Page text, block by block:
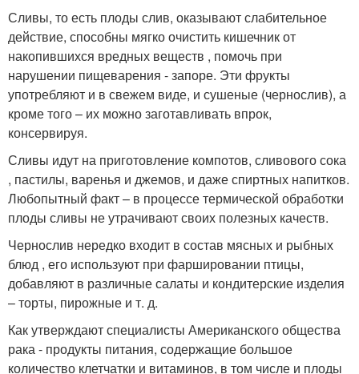
Сливы, то есть плоды слив, оказывают слабительное
действие, способны мягко очистить кишечник от
накопившихся вредных веществ , помочь при
нарушении пищеварения - запоре. Эти фрукты
употребляют и в свежем виде, и сушеные (чернослив), а
кроме того – их можно заготавливать впрок,
консервируя.
Сливы идут на приготовление компотов, сливового сока
, пастилы, варенья и джемов, и даже спиртных напитков.
Любопытный факт – в процессе термической обработки
плоды сливы не утрачивают своих полезных качеств.
Чернослив нередко входит в состав мясных и рыбных
блюд , его используют при фаршировании птицы,
добавляют в различные салаты и кондитерские изделия
– торты, пирожные и т. д.
Как утверждают специалисты Американского общества
рака - продукты питания, содержащие большое
количество клетчатки и витаминов, в том числе и плоды